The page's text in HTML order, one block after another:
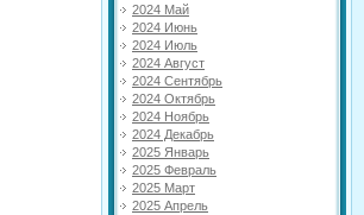
2024 Май
2024 Июнь
2024 Июль
2024 Август
2024 Сентябрь
2024 Октябрь
2024 Ноябрь
2024 Декабрь
2025 Январь
2025 Февраль
2025 Март
2025 Апрель